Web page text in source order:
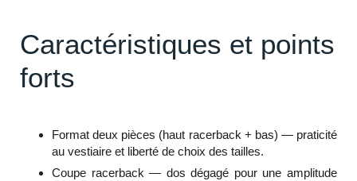
Caractéristiques et points
forts
Format deux pièces (haut racerback + bas) — praticité
au vestiaire et liberté de choix des tailles.
Coupe racerback — dos dégagé pour une amplitude